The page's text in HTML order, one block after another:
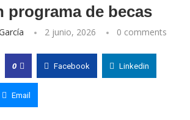
programa de becas
2 junio, 2026 0 comments
0 Facebook Linkedin
Email